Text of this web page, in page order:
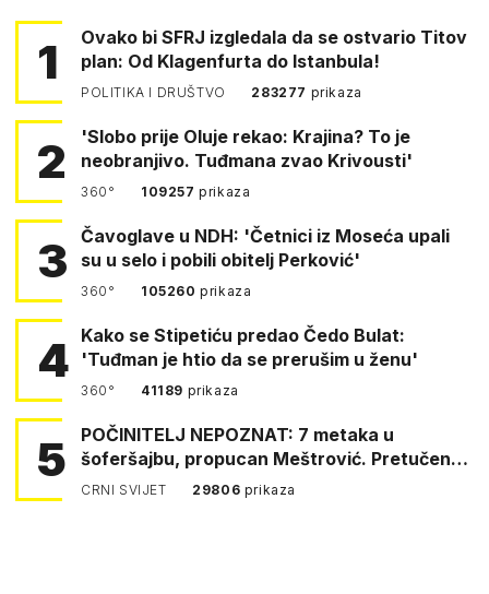
1
Ovako bi SFRJ izgledala da se ostvario Titov
plan: Od Klagenfurta do Istanbula!
POLITIKA I DRUŠTVO 283277 prikaza
2
'Slobo prije Oluje rekao: Krajina? To je
neobranjivo. Tuđmana zvao Krivousti'
360° 109257prikaza
3
Čavoglave u NDH: 'Četnici iz Moseća upali
su u selo i pobili obitelj Perković'
360° 105260prikaza
4 Kako se Stipetiću predao Čedo Bulat:
'Tuđman je htio da se prerušim u ženu'
360° 41189 prikaza
5
POČINITELJ NEPOZNAT: 7 metaka u
šoferšajbu, propucan Meštrović. Pretučen
Pejin
CRNI SVIJET 29806 prikaza